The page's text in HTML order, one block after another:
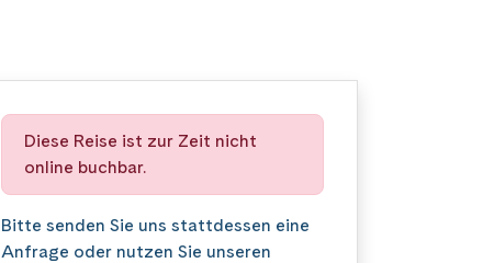
Diese Reise ist zur Zeit nicht
online buchbar.
Bitte senden Sie uns stattdessen eine
Anfrage oder nutzen Sie unseren